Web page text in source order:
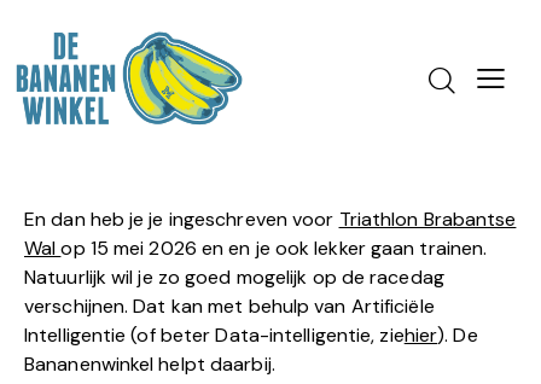
En dan heb je je ingeschreven voor Triathlon Brabantse
Walop 15 mei 2026 en en je ook lekker gaan trainen.
Natuurlijk wil je zo goed mogelijk op de racedag
verschijnen. Dat kan met behulp van Artificiële
Intelligentie (of beter Data-intelligentie, ziehier). De
Bananenwinkel helpt daarbij.